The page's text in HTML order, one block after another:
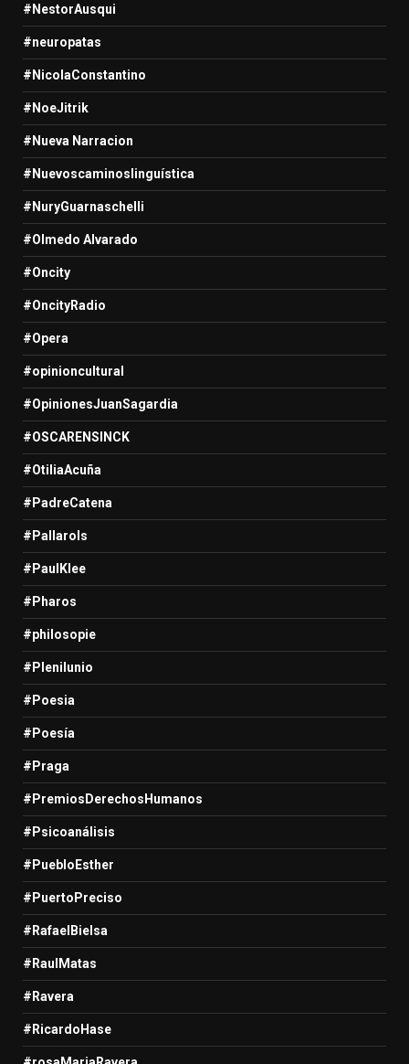
#NestorAusqui
#neuropatas
#NicolaConstantino
#NoeJitrik
#Nueva Narracion
#Nuevoscaminoslinguística
#NuryGuarnaschelli
#Olmedo Alvarado
#Oncity
#OncityRadio
#Opera
#opinioncultural
#OpinionesJuanSagardia
#OSCARENSINCK
#OtiliaAcuña
#PadreCatena
#Pallarols
#PaulKlee
#Pharos
#philosopie
#Plenilunio
#Poesia
#Poesía
#Praga
#PremiosDerechosHumanos
#Psicoanálisis
#PuebloEsther
#PuertoPreciso
#RafaelBielsa
#RaulMatas
#Ravera
#RicardoHase